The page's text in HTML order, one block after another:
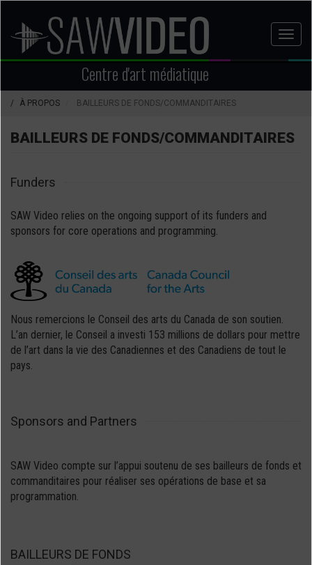
contenu
principal
Centre d'art médiatique
À PROPOS BAILLEURS DE FONDS/COMMANDITAIRES
BAILLEURS DE FONDS/COMMANDITAIRES
Funders
SAW Video relies on the ongoing support of its funders and
sponsors for core operations and programming.
Nous remercions le Conseil des arts du Canada de son soutien.
L’an dernier, le Conseil a investi 153 millions de dollars pour mettre
de l’art dans la vie des Canadiennes et des Canadiens de tout le
pays.
Sponsors and Partners
SAW Video compte sur l’appui soutenu de ses bailleurs de fonds et
commanditaires pour réaliser ses opérations de base et sa
programmation.
BAILLEURS DE FONDS